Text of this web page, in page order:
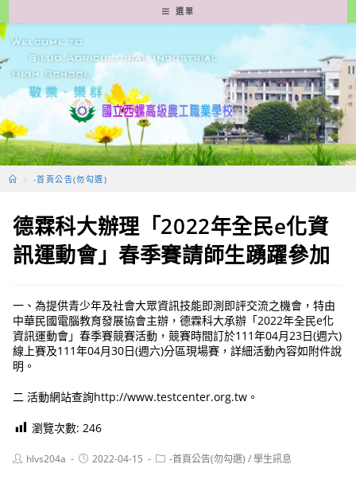
轉
至
要
容
選單
> -首頁公告(勿勾選)
德霖科大辦理「2022年全民e化資
訊運動會」春季賽請師生踴躍參加
一、為提供青少年及社會大眾資訊技能即測即評交流之機會，特由
中華民國電腦教育發展協會主辦，德霖科大承辦「2022年全民e化
資訊運動會」春季賽競賽活動，競賽時間訂於111年04月23日(週六)
線上賽及111年04月30日(週六)分區現場賽，詳細活動內容如附件說
明。
二 活動網站查詢http://www.testcenter.org.tw。
瀏覽次數: 246
Posthlvs204a
Post2022-04-15
Post-首頁公告(勿勾選) /學生訊息